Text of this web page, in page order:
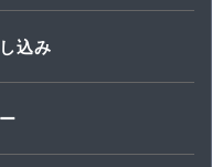
込み